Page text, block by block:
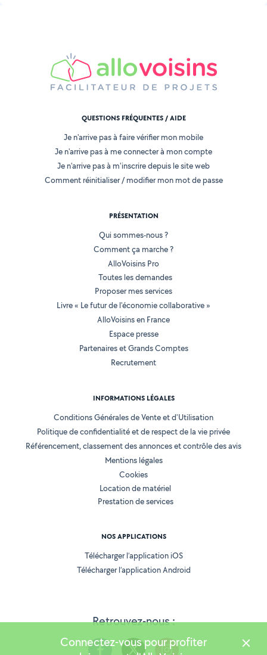
Retrouvez-nous :
QUESTIONS FRÉQUENTES / AIDE
Je n'arrive pas à faire vérifier mon mobile
Je n'arrive pas à me connecter à mon compte
Je n'arrive pas à m'inscrire depuis le site web
Comment réinitialiser / modifier mon mot de passe
PRÉSENTATION
Qui sommes-nous ?
Comment ça marche ?
AlloVoisins Pro
Toutes les demandes
Proposer mes services
Livre « Le futur de l'économie collaborative »
AlloVoisins en France
Espace presse
Partenaires et Grands Comptes
Recrutement
INFORMATIONS LÉGALES
Conditions Générales de Vente et d'Utilisation
Politique de confidentialité et de respect de la vie privée
Référencement, classement des annonces et contrôle des avis
Mentions légales
Cookies
Location de matériel
Prestation de services
NOS APPLICATIONS
Télécharger l’application iOS
Télécharger l’application Android
Connectez-vous pour profiter